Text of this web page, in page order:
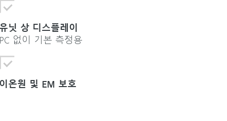
유닛 상 디스플레이
PC 없이 기본 측정용
이온원 및 EM 보호